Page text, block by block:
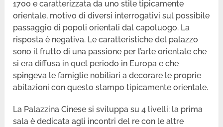
1700 e caratterizzata da uno stile tipicamente
orientale, motivo di diversi interrogativi sul possibile
passaggio di popoli orientali dal capoluogo. La
risposta è negativa. Le caratteristiche del palazzo
sono il frutto di una passione per l’arte orientale che
si era diffusa in quel periodo in Europa e che
spingeva le famiglie nobiliari a decorare le proprie
abitazioni con questo stampo tipicamente orientale.
La Palazzina Cinese si sviluppa su 4 livelli: la prima
sala è dedicata agli incontri del re con le altre